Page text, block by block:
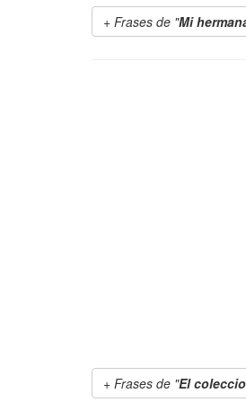
Frases de "Mi
Frases de "El